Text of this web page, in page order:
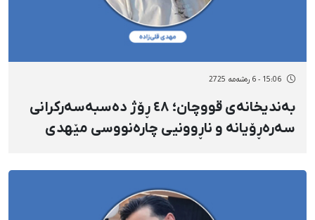
15:06 - 6 رەشەمه 2725
بەندیخانەی قووچان؛ ٤٨ ڕۆژ دەسبەسەرکرانی
سەرەڕۆیانە و ناڕوونیی چارەنووسی مێهدی